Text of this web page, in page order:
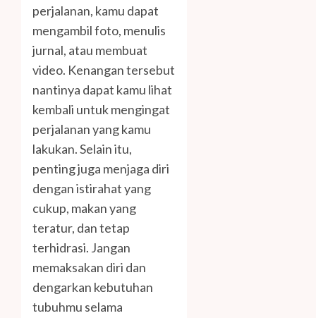
perjalanan, kamu dapat
mengambil foto, menulis
jurnal, atau membuat
video. Kenangan tersebut
nantinya dapat kamu lihat
kembali untuk mengingat
perjalanan yang kamu
lakukan. Selain itu,
penting juga menjaga diri
dengan istirahat yang
cukup, makan yang
teratur, dan tetap
terhidrasi. Jangan
memaksakan diri dan
dengarkan kebutuhan
tubuhmu selama